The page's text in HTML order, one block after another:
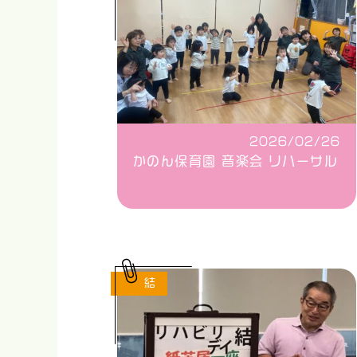
2026/02/26
かのん保育園 音楽会 リハーサル
結